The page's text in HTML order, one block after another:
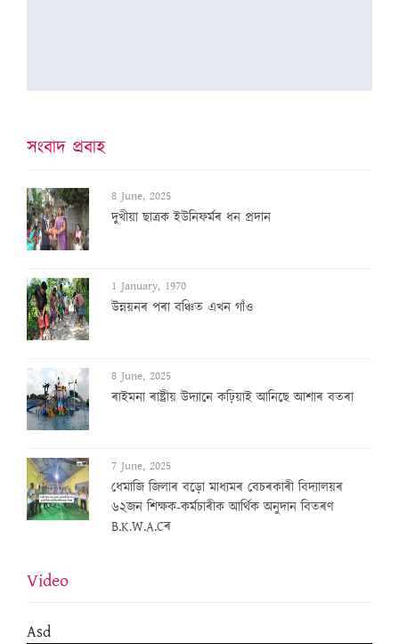
সংবাদ প্ৰবাহ
8 June, 2025
দুখীয়া ছাত্ৰক ইউনিফৰ্মৰ ধন প্ৰদান
1 January, 1970
উন্নয়নৰ পৰা বঞ্চিত এখন গাঁও
8 June, 2025
ৰাইমনা ৰাষ্ট্ৰীয় উদ্যানে কঢ়িয়াই আনিছে আশাৰ বতৰা
7 June, 2025
ধেমাজি জিলাৰ বড়ো মাধ্যমৰ বেচৰকাৰী বিদ্যালয়ৰ
৬২জন শিক্ষক-কৰ্মচাৰীক আৰ্থিক অনুদান বিতৰণ
B.K.W.A.Cৰ
Video
Asd